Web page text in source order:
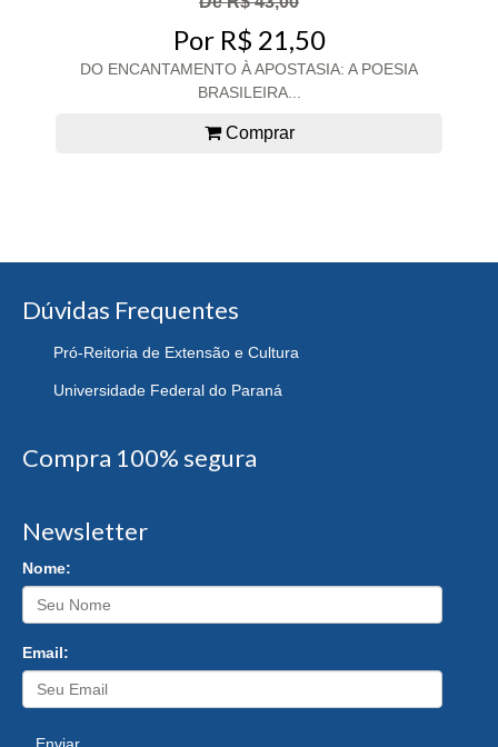
Por R$ 21,50
DO ENCANTAMENTO À APOSTASIA: A POESIA
BRASILEIRA...
Comprar
Dúvidas Frequentes
Pró-Reitoria de Extensão e Cultura
Universidade Federal do Paraná
Compra 100% segura
Newsletter
Nome:
Email: